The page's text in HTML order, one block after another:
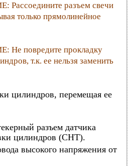
разъем свечи
только прямолинейное
повредите прокладку
т.к. ее нельзя заменить
цилиндров, перемещая ее
разъем датчика
цилиндров (СНТ).
высокого напряжения от